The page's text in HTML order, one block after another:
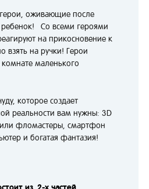
оживающие после
ребенок! Со всеми героями
на прикосновение к
взять на ручки! Герои
маленького
которое создает
реальности вам нужны: 3D
фломастеры, смартфон
и богатая фантазия!